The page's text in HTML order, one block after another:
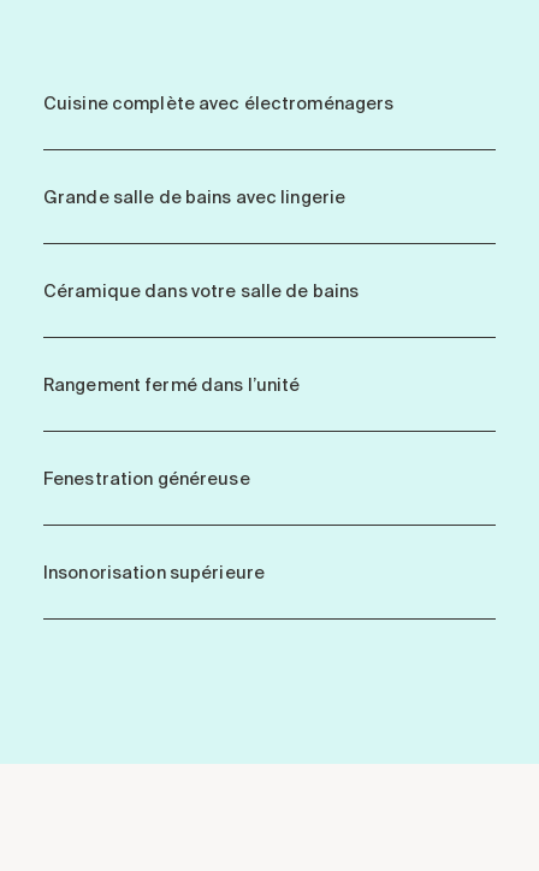
Cuisine complète avec électroménagers
Grande salle de bains avec lingerie
Céramique dans votre salle de bains
Rangement fermé dans l’unité
Fenestration généreuse
Insonorisation supérieure